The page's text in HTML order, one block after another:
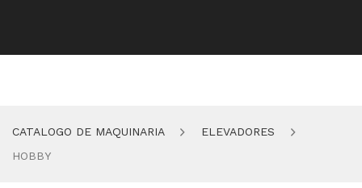
CATALOGO DE MAQUINARIA
ELEVADORES
HOBBY